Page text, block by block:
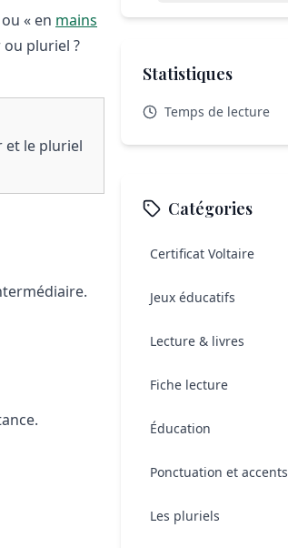
« en mains
pluriel ?
et le pluriel
Statistiques
Temps de lecture
Catégories
Certificat Voltaire
Jeux éducatifs
Lecture & livres
Fiche lecture
Éducation
Ponctuation et accents
Les pluriels